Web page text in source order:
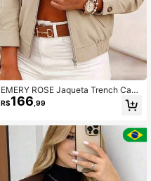
EMERY ROSE Jaqueta Trench Casu
al Versátil de Cor Sólida com Zíper
para Viagens Diárias Feminina
R$166 ,99